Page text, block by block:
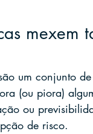
mexem
um conjunto
(ou piora)
ou
de risco.